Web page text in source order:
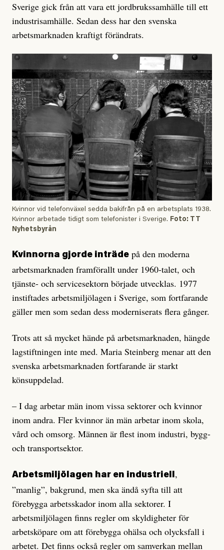
Sverige gick från att vara ett jordbrukssamhälle till ett
industrisamhälle. Sedan dess har den svenska
arbetsmarknaden kraftigt förändrats.
Kvinnor vid telefonväxel sedda bakifrån på en arbetsplats 1938.
Kvinnor arbetade tidigt som telefonister i Sverige. Foto: TT
Nyhetsbyrån
Kvinnorna gjorde inträde på den moderna
arbetsmarknaden framförallt under 1960-talet, och
tjänste- och servicesektorn började utvecklas. 1977
instiftades arbetsmiljölagen i Sverige, som fortfarande
gäller men som sedan dess moderniserats flera gånger.
Trots att så mycket hände på arbetsmarknaden, hängde
lagstiftningen inte med. Maria Steinberg menar att den
svenska arbetsmarknaden fortfarande är starkt
könsuppdelad.
– I dag arbetar män inom vissa sektorer och kvinnor
inom andra. Fler kvinnor än män arbetar inom skola,
vård och omsorg. Männen är flest inom industri, bygg-
och transportsektor.
Arbetsmiljölagen har en industriell,
”manlig”, bakgrund, men ska ändå syfta till att
förebygga arbetsskador inom alla sektorer. I
arbetsmiljölagen finns regler om skyldigheter för
arbetsköpare om att förebygga ohälsa och olycksfall i
arbetet. Det finns också regler om samverkan mellan